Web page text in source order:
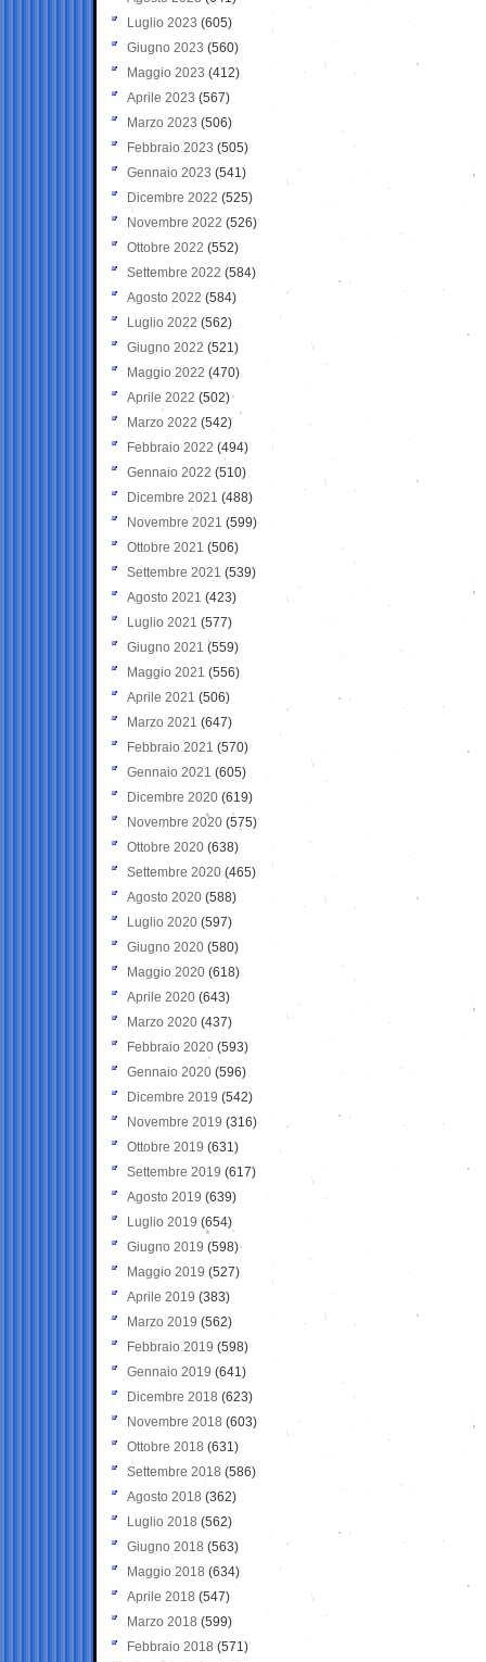
Luglio 2023 (605)
Giugno 2023 (560)
Maggio 2023 (412)
Aprile 2023 (567)
Marzo 2023 (506)
Febbraio 2023 (505)
Gennaio 2023 (541)
Dicembre 2022 (525)
Novembre 2022 (526)
Ottobre 2022 (552)
Settembre 2022 (584)
Agosto 2022 (584)
Luglio 2022 (562)
Giugno 2022 (521)
Maggio 2022 (470)
Aprile 2022 (502)
Marzo 2022 (542)
Febbraio 2022 (494)
Gennaio 2022 (510)
Dicembre 2021 (488)
Novembre 2021 (599)
Ottobre 2021 (506)
Settembre 2021 (539)
Agosto 2021 (423)
Luglio 2021 (577)
Giugno 2021(559)
Maggio 2021 (556)
Aprile 2021 (506)
Marzo 2021 (647)
Febbraio 2021 (570)
Gennaio 2021 (605)
Dicembre 2020 (619)
Novembre 2020 (575)
Ottobre 2020 (638)
Settembre 2020(465)
Agosto 2020 (588)
Luglio 2020 (597)
Giugno 2020 (580)
Maggio 2020 (618)
Aprile 2020 (643)
Marzo 2020 (437)
Febbraio 2020 (593)
Gennaio 2020 (596)
Dicembre 2019 (542)
Novembre 2019 (316)
Ottobre 2019 (631)
Settembre 2019 (617)
Agosto 2019 (639)
Luglio 2019 (654)
Giugno 2019 (598)
Maggio 2019 (527)
Aprile 2019 (383)
Marzo 2019 (562)
Febbraio 2019 (598)
Gennaio 2019 (641)
Dicembre 2018 (623)
Novembre 2018 (603)
Ottobre 2018 (631)
Settembre 2018 (586)
Agosto 2018 (362)
Luglio 2018 (562)
Giugno 2018 (563)
Maggio 2018 (634)
Aprile 2018 (547)
Marzo 2018 (599)
Febbraio 2018 (571)